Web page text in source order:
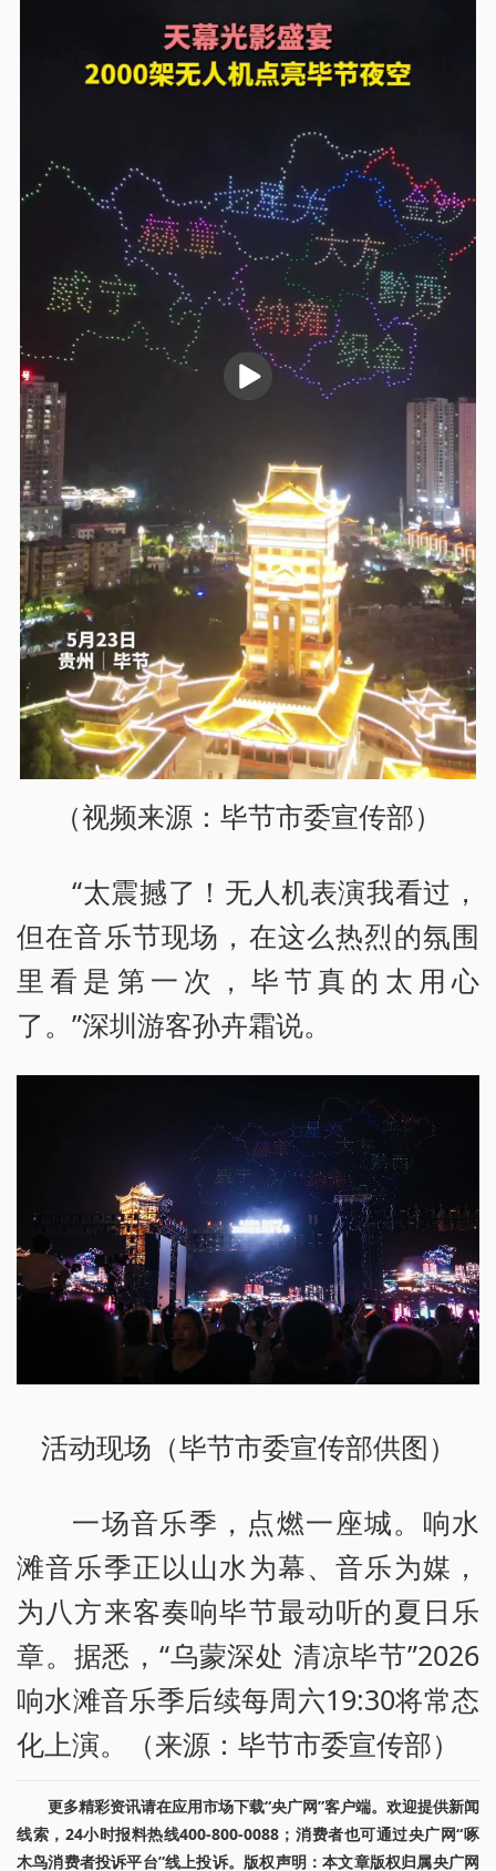
播
放
（视频来源：毕节市委宣传部）
“太震撼了！无人机表演我看过，
但在音乐节现场，在这么热烈的氛围
里看是第一次，毕节真的太用心
了。”深圳游客孙卉霜说。
活动现场（毕节市委宣传部供图）
一场音乐季，点燃一座城。响水
滩音乐季正以山水为幕、音乐为媒，
为八方来客奏响毕节最动听的夏日乐
章。据悉，“乌蒙深处 清凉毕节”2026
响水滩音乐季后续每周六19:30将常态
化上演。（来源：毕节市委宣传部）
更多精彩资讯请在应用市场下载“央广网”客户端。欢迎提供新闻
线索，24小时报料热线400-800-0088；消费者也可通过央广网“啄
木鸟消费者投诉平台”线上投诉。版权声明：本文章版权归属央广网